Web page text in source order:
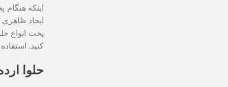
اینکه
ایجاد
پخت انواع
کنید.
حلوا